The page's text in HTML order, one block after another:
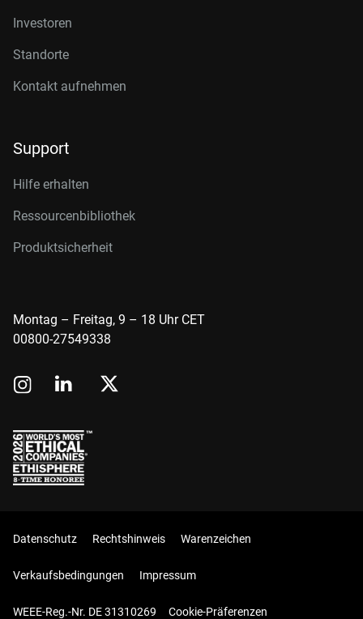
Investoren
Standorte
Kontakt aufnehmen
Support
Hilfe erhalten
Ressourcenbibliothek
Produktsicherheit
Montag – Freitag, 9 – 18 Uhr CET
00800-27549338
Datenschutz Rechtshinweis Warenzeichen
Verkaufsbedingungen Impressum
WEEE-Reg.-Nr. DE 31310269 Cookie-Präferenzen